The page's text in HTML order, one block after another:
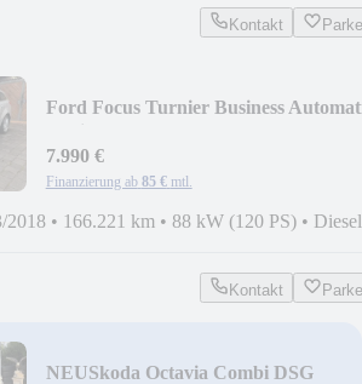
Kontakt
Ford Focus Turnier Business
7.990 €
Finanzierung ab 85 € mtl.
2018 • 166.221 km • 88 kW (120 PS) • Diesel
Kontakt
NEUSkoda Octavia Combi DSG